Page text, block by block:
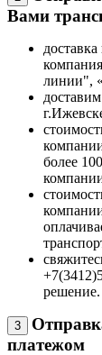
Вами
линии",
более
решение.
3
платежом